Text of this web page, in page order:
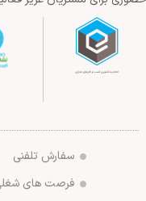
سفارش تلفنی
فرصت های